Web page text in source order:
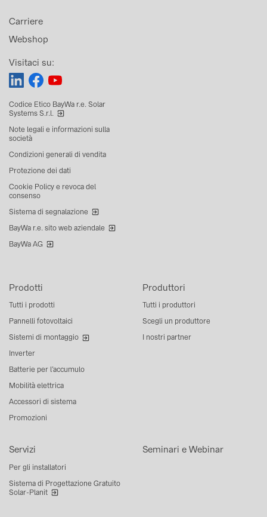
Prodotti
Tutti i prodotti
Pannelli fotovoltaici
Sistemi di montaggio
Inverter
Batterie per l’accumulo
Mobilità elettrica
Accessori di sistema
Promozioni
Produttori
Tutti i produttori
Scegli un produttore
I nostri partner
Servizi
Per gli installatori
Sistema di Progettazione Gratuito
Solar-Planit
Seminari e Webinar
Webshop
Carriere
Visitaci su:
Codice Etico BayWa r.e. Solar
Systems S.r.l.
Note legali e informazioni sulla
società
Condizioni generali di vendita
Protezione dei dati
Cookie Policy e revoca del
consenso
Sistema di segnalazione
BayWa r.e. sito web aziendale
BayWa AG